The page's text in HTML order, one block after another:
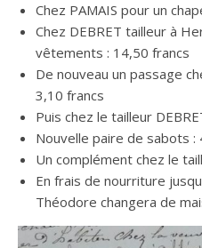
Chez PAMAIS pour un
Chez DEBRET tailleur à
vêtements : 14,50 francs
De nouveau un passage
3,10 francs
Puis chez le tailleur
Nouvelle paire de sabots :
Un complément chez le
En frais de nourriture
Théodore changera de